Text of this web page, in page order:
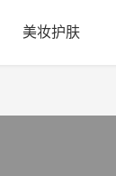
美妆护肤